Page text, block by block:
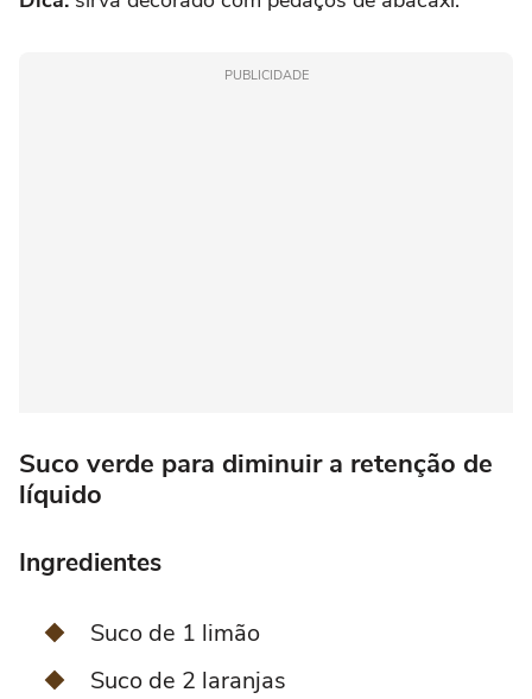
PUBLICIDADE
Suco verde para diminuir a retenção de
líquido
Ingredientes
Suco de 1 limão
Suco de 2 laranjas